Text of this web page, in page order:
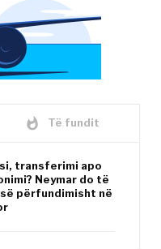
whatshot Të fundit
transferimi apo
Neymar do të
përfundimisht në